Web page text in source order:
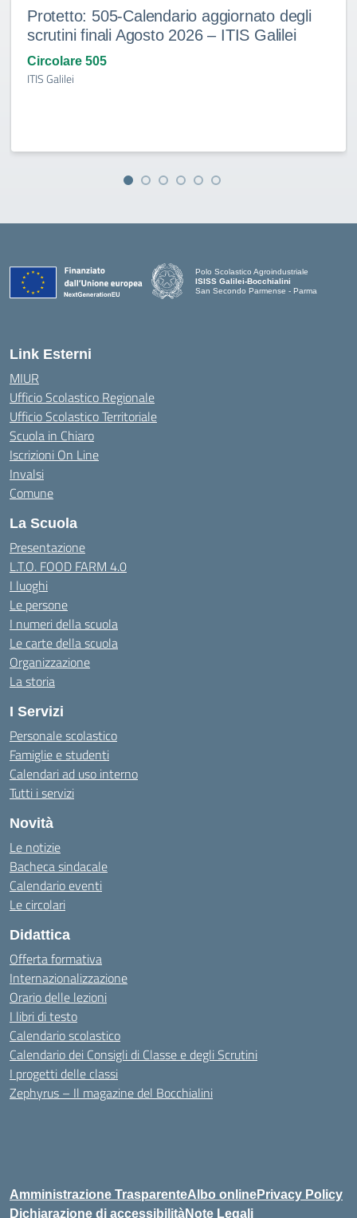
Protetto: 505-Calendario aggiornato degli
scrutini finali Agosto 2026 – ITIS Galilei
Circolare 505
ITIS Galilei
Polo Scolastico Agroindustriale
ISISS Galilei-Bocchialini
San Secondo Parmense - Parma
Link Esterni
MIUR
Ufficio Scolastico Regionale
Ufficio Scolastico Territoriale
Scuola in Chiaro
Iscrizioni On Line
Invalsi
Comune
La Scuola
Presentazione
L.T.O. FOOD FARM 4.0
I luoghi
Le persone
I numeri della scuola
Le carte della scuola
Organizzazione
La storia
I Servizi
Personale scolastico
Famiglie e studenti
Calendari ad uso interno
Tutti i servizi
Novità
Le notizie
Bacheca sindacale
Calendario eventi
Le circolari
Didattica
Offerta formativa
Internazionalizzazione
Orario delle lezioni
I libri di testo
Calendario scolastico
Calendario dei Consigli di Classe e degli Scrutini
I progetti delle classi
Zephyrus – Il magazine del Bocchialini
Amministrazione TrasparenteAlbo onlinePrivacy Policy
Dichiarazione di accessibilitàNote Legali